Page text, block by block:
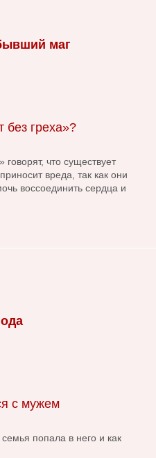
маг
без греха»?
что существует
вреда, так как они
воссоединить сердца и
с мужем
попала в него и как